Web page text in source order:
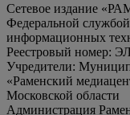
Сетевое издание
Федеральной
информационных
Реестровый номер:
Учредители:
«Раменский
Московской области
Администрация